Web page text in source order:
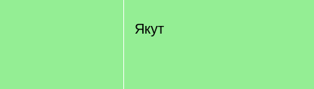
Якут